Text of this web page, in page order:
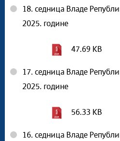
18. седница Владе
2025. године
47.69 KB
17. седница Владе
2025. године
56.33 KB
16. седница Владе